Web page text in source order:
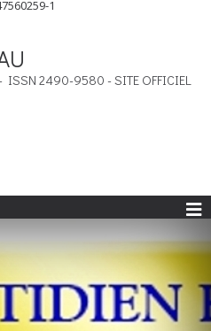
1
2490-9580 - SITE OFFICIEL